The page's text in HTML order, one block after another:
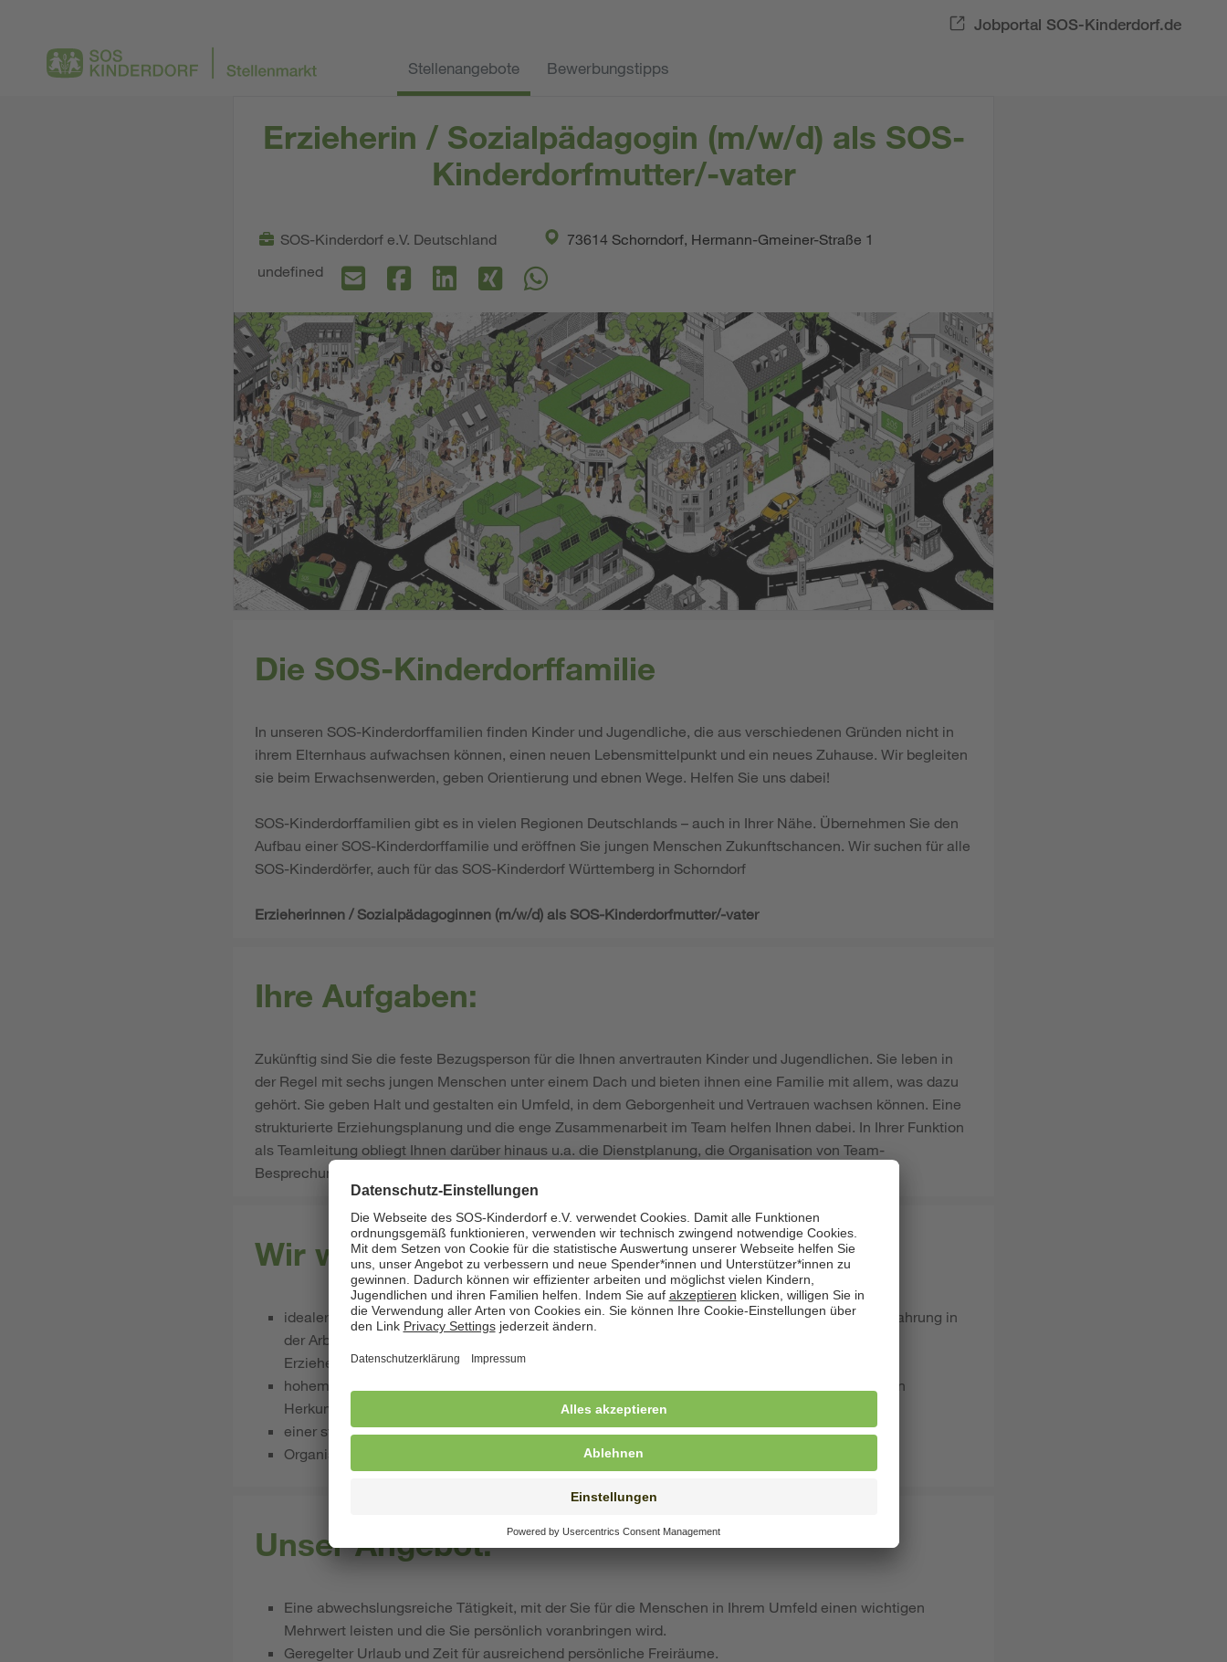
Jobportal SOS-Kinderdorf.de
Stellenangebote Bewerbungstipps
Erzieherin / Sozialpädagogin (m/w/d) als SOS-
Kinderdorfmutter/-vater
SOS-Kinderdorf e.V. Deutschland
73614 Schorndorf, Hermann-Gmeiner-Straße 1
undefined
Die SOS-Kinderdorffamilie
In unseren SOS-Kinderdorffamilien finden Kinder und Jugendliche, die aus verschiedenen Gründen nicht in
ihrem Elternhaus aufwachsen können, einen neuen Lebensmittelpunkt und ein neues Zuhause. Wir begleiten
sie beim Erwachsenwerden, geben Orientierung und ebnen Wege. Helfen Sie uns dabei!
SOS-Kinderdorffamilien gibt es in vielen Regionen Deutschlands – auch in Ihrer Nähe. Übernehmen Sie den
Aufbau einer SOS-Kinderdorffamilie und eröffnen Sie jungen Menschen Zukunftschancen. Wir suchen für alle
SOS-Kinderdörfer, auch für das SOS-Kinderdorf Württemberg in Schorndorf
Erzieherinnen / Sozialpädagoginnen (m/w/d) als SOS-Kinderdorfmutter/-vater
Ihre Aufgaben:
Zukünftig sind Sie die feste Bezugsperson für die Ihnen anvertrauten Kinder und Jugendlichen. Sie leben in
der Regel mit sechs jungen Menschen unter einem Dach und bieten ihnen eine Familie mit allem, was dazu
gehört. Sie geben Halt und gestalten ein Umfeld, in dem Geborgenheit und Vertrauen wachsen können. Eine
strukturierte Erziehungsplanung und die enge Zusammenarbeit im Team helfen Ihnen dabei. In Ihrer Funktion
als Teamleitung obliegt Ihnen darüber hinaus u.a. die Dienstplanung, die Organisation von Team-
Besprechungen oder auch die Verwaltung des Wirtschaftsgeldes.
Wir wünschen uns Menschen mit...
idealerweise einer Qualifikation als Erzieherin (m/w/d) oder Sozialpädagogin (m/w/d) sowie Erfahrung in
der Arbeit mit Kindern und Jugendlichen (ein Quereinstieg über eine berufsbegleitende
Erzieherausbildung bei SOS-Kinderdorf ist ebenfalls möglich)
hohem Engagement in der Arbeit mit sozial benachteiligten Kindern, Jugendlichen sowie deren
Herkunftssystemen.
​​​​​​einer starken Persönlichkeit, einem stabilen Charakter, Kreativität und Lebensfreude.
Organisationstalent und Freude an reflektierter Arbeit im Team.
Unser Angebot:
Eine abwechslungsreiche Tätigkeit, mit der Sie für die Menschen in Ihrem Umfeld einen wichtigen
Mehrwert leisten und die Sie persönlich voranbringen wird.
Geregelter Urlaub und Zeit für ausreichend persönliche Freiräume.